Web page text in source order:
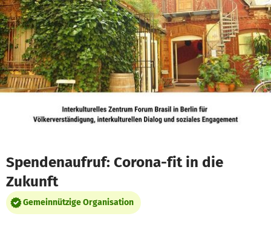
Zum Hauptinhalt springen
Erklärung zur Barrierefreiheit anzeigen
Spendenaufruf: Corona-fit in die
Zukunft
Gemeinnützige Organisation